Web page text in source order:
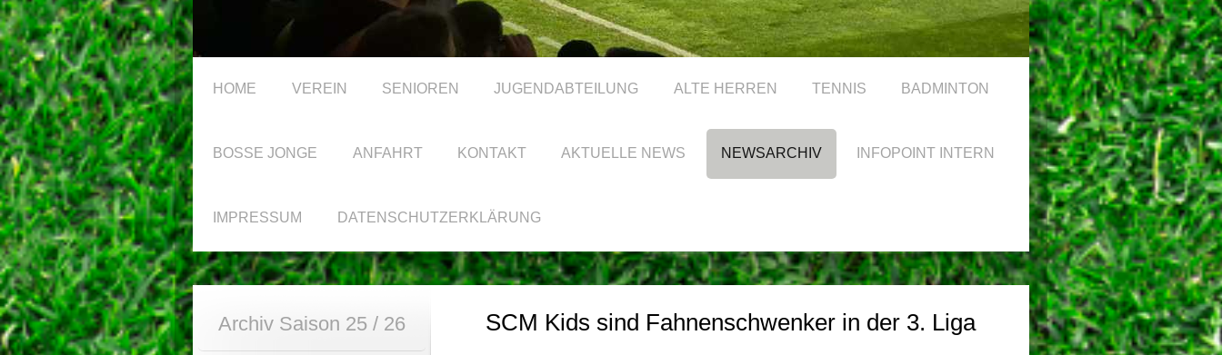
HOME VEREIN SENIOREN JUGENDABTEILUNG ALTE HERREN TENNIS BADMINTON
BOSSE JONGE ANFAHRT KONTAKT AKTUELLE NEWS NEWSARCHIV INFOPOINT INTERN
IMPRESSUM DATENSCHUTZERKLÄRUNG
SCM Kids sind Fahnenschwenker in der 3. Liga
Archiv Saison 25 / 26